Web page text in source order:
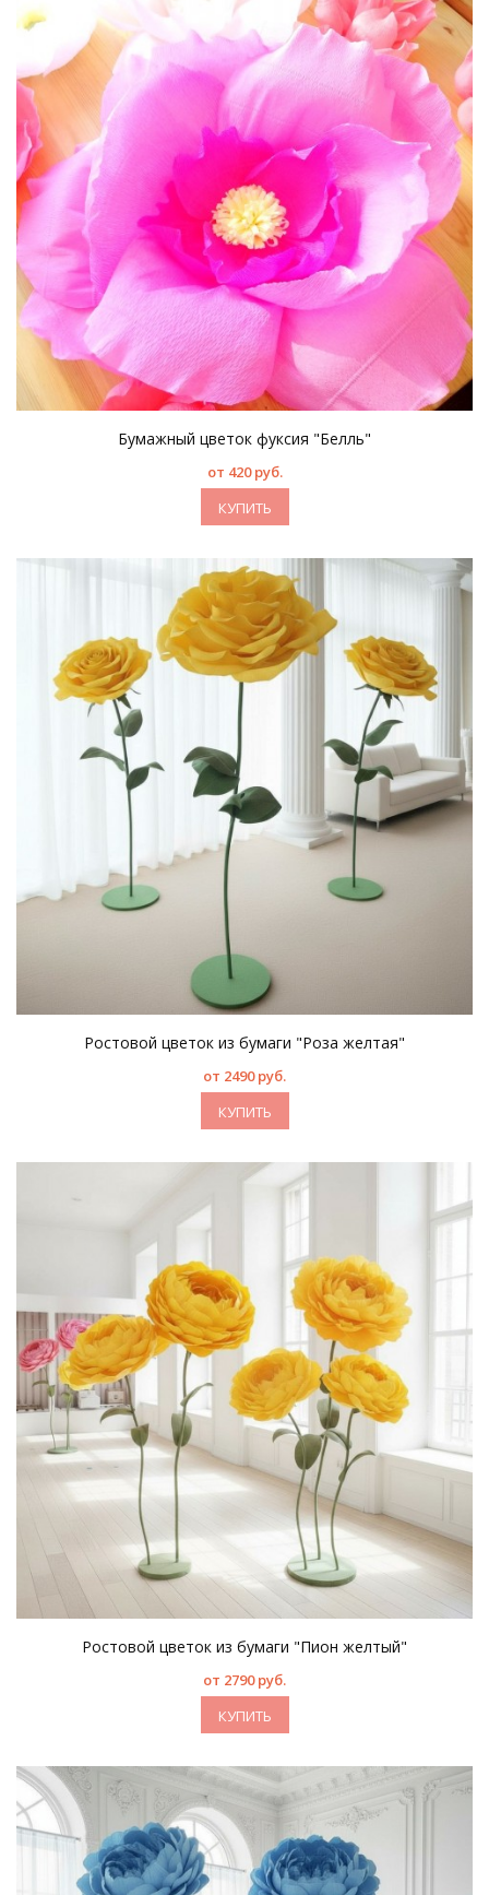
Бумажный цветок фуксия "Белль"
от 420 руб.
КУПИТЬ
Ростовой цветок из бумаги "Роза желтая"
от 2490 руб.
КУПИТЬ
Ростовой цветок из бумаги "Пион желтый"
от 2790 руб.
КУПИТЬ